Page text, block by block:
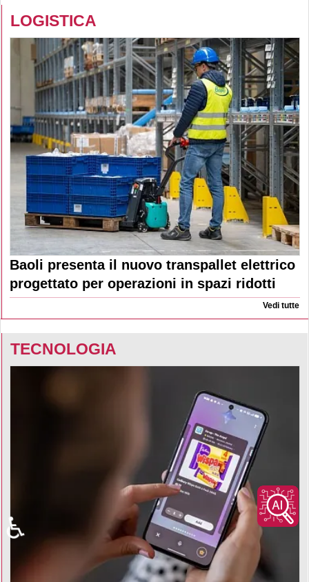
LOGISTICA
Baoli presenta il nuovo transpallet elettrico
progettato per operazioni in spazi ridotti
Vedi tutte
TECNOLOGIA